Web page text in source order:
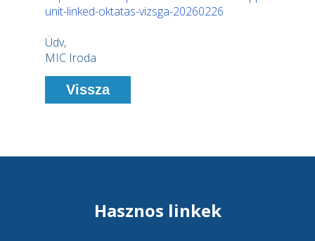
unit-linked-oktatas-vizsga-20260226
Üdv,
MIC Iroda
Vissza
Hasznos linkek